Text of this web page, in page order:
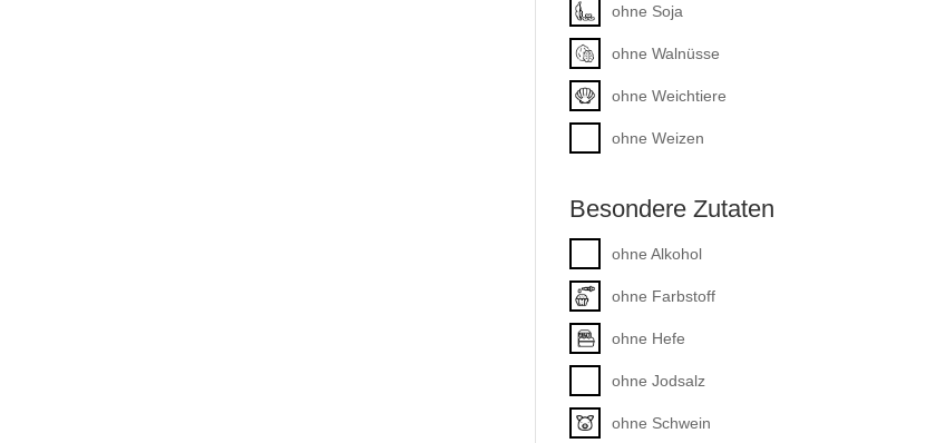
ohne Soja
ohne Walnüsse
ohne Weichtiere
ohne Weizen
Besondere Zutaten
ohne Alkohol
ohne Farbstoff
ohne Hefe
ohne Jodsalz
ohne Schwein